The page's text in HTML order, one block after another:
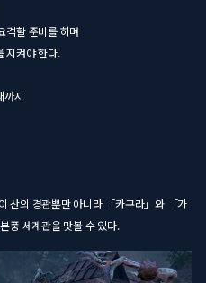
격할 준비를 하며
지켜야 한다.
까지
산의 경관뿐만 아니라 「카구라」와 「가
풍 세계관을 맛볼 수 있다.